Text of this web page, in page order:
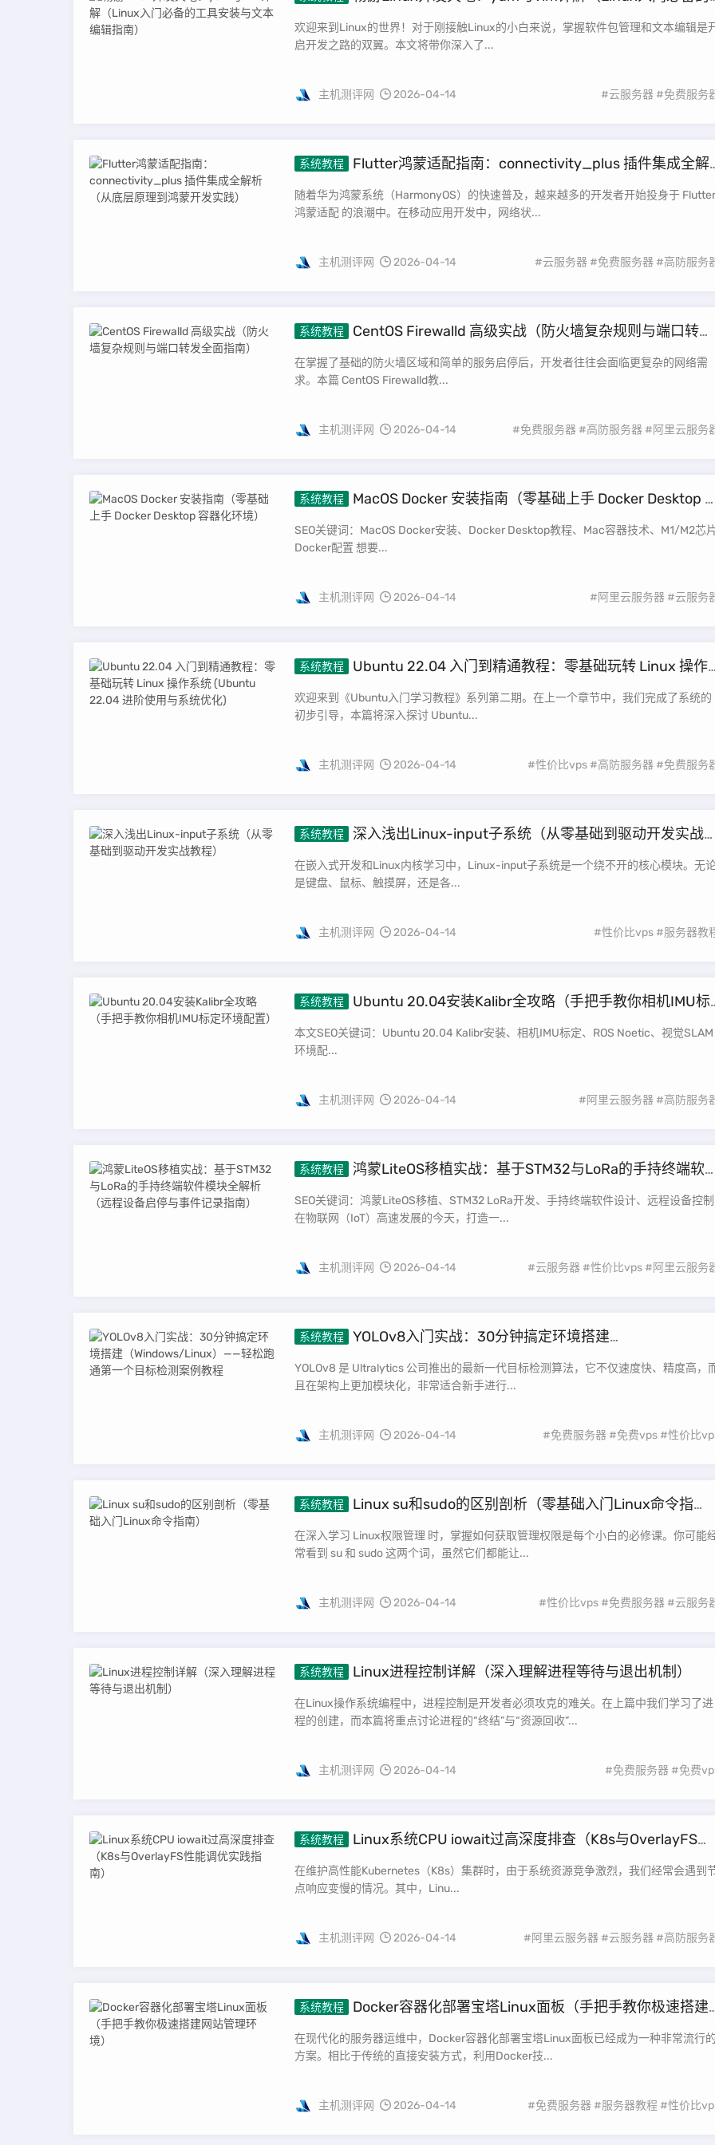
欢迎来到Linux的世界！对于刚接触Linux的小白来说，掌握软件包管理和文本编辑是
启开发之路的双翼。本文将带你深入了...
主机测评网 2026-04-14 #云服务器 #免费服务
系统教程
Flutter鸿蒙适配指南：connectivity_plus 插件集成全解
随着华为鸿蒙系统（HarmonyOS）的快速普及，越来越多的开发者开始投身于 Flutter
鸿蒙适配 的浪潮中。在移动应用开发中，网络状...
主机测评网 2026-04-14 #云服务器 #免费服务器 #高防服务
系统教程
CentOS Firewalld 高级实战（防火墙复杂规则与端口转发
在掌握了基础的防火墙区域和简单的服务启停后，开发者往往会面临更复杂的网络需
求。本篇 CentOS Firewalld教...
主机测评网 2026-04-14 #免费服务器 #高防服务器 #阿里云服务
系统教程
MacOS Docker 安装指南（零基础上手 Docker Desktop 容
SEO关键词：MacOS Docker安装、Docker Desktop教程、Mac容器技术、M1/M2芯
Docker配置 想要...
主机测评网 2026-04-14 #阿里云服务器 #云服务
系统教程
Ubuntu 22.04 入门到精通教程：零基础玩转 Linux 操作
欢迎来到《Ubuntu入门学习教程》系列第二期。在上一个章节中，我们完成了系统的
初步引导，本篇将深入探讨 Ubuntu...
主机测评网 2026-04-14 #性价比vps #高防服务器 #免费服务
系统教程
深入浅出Linux-input子系统（从零基础到驱动开发实战教
在嵌入式开发和Linux内核学习中，Linux-input子系统是一个绕不开的核心模块。无
是键盘、鼠标、触摸屏，还是各...
主机测评网 2026-04-14 #性价比vps #服务器教
系统教程
Ubuntu 20.04安装Kalibr全攻略（手把手教你相机IMU标
本文SEO关键词：Ubuntu 20.04 Kalibr安装、相机IMU标定、ROS Noetic、视觉SLAM
环境配...
主机测评网 2026-04-14 #阿里云服务器 #高防服务
系统教程
鸿蒙LiteOS移植实战：基于STM32与LoRa的手持终端软件
SEO关键词：鸿蒙LiteOS移植、STM32 LoRa开发、手持终端软件设计、远程设备控制
在物联网（IoT）高速发展的今天，打造一...
主机测评网 2026-04-14 #云服务器 #性价比vps #阿里云服务
系统教程
YOLOv8入门实战：30分钟搞定环境搭建
YOLOv8 是 Ultralytics 公司推出的最新一代目标检测算法，它不仅速度快、精度高，
且在架构上更加模块化，非常适合新手进行...
主机测评网 2026-04-14 #免费服务器 #免费vps #性价比
系统教程
Linux su和sudo的区别剖析（零基础入门Linux命令指
在深入学习 Linux权限管理 时，掌握如何获取管理权限是每个小白的必修课。你可能
常看到 su 和 sudo 这两个词，虽然它们都能让...
主机测评网 2026-04-14 #性价比vps #免费服务器 #云服务
系统教程 Linux进程控制详解（深入理解进程等待与退出机制）
在Linux操作系统编程中，进程控制是开发者必须攻克的难关。在上篇中我们学习了进
程的创建，而本篇将重点讨论进程的“终结”与“资源回收”...
主机测评网 2026-04-14 #免费服务器 #免费
系统教程
Linux系统CPU iowait过高深度排查（K8s与OverlayFS性
在维护高性能Kubernetes（K8s）集群时，由于系统资源竞争激烈，我们经常会遇到
点响应变慢的情况。其中，Linu...
主机测评网 2026-04-14 #阿里云服务器 #云服务器 #高防服务
系统教程
Docker容器化部署宝塔Linux面板（手把手教你极速搭建
在现代化的服务器运维中，Docker容器化部署宝塔Linux面板已经成为一种非常流行的
方案。相比于传统的直接安装方式，利用Docker技...
主机测评网 2026-04-14 #免费服务器 #服务器教程 #性价比